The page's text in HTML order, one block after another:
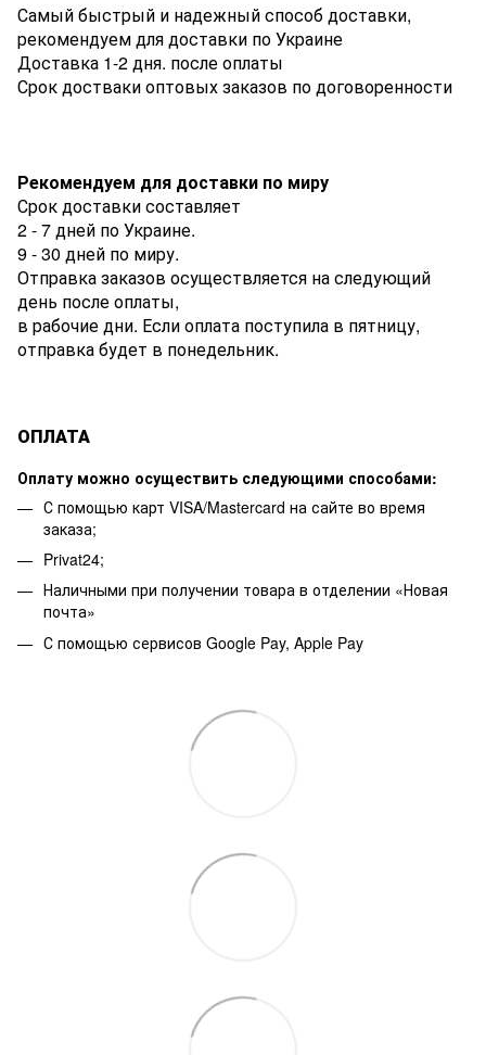
Самый быстрый и надежный способ доставки,
рекомендуем для доставки по Украине
Доставка 1-2 дня. после оплаты
Срок достваки оптовых заказов по договоренности
Рекомендуем для доставки по миру
Срок доставки составляет
2 - 7 дней по Украине.
9 - 30 дней по миру.
Отправка заказов осуществляется на следующий
день после оплаты,
в рабочие дни. Если оплата поступила в пятницу,
отправка будет в понедельник.
ОПЛАТА
Оплату можно осуществить следующими способами:
С помощью карт VISA/Mastercard на сайте во время
заказа;
Privat24;
Наличными при получении товара в отделении «Новая
почта»
С помощью сервисов Google Pay, Apple Pay